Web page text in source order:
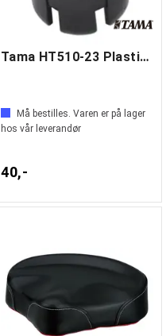
Tama HT510-23 Plastic Piece (RockLok)
Må bestilles. Varen er på lager
hos vår leverandør
40,-